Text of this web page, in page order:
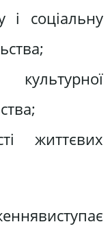
і соціальну
життєвих